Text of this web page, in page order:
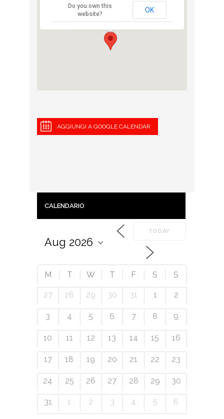
- Santa Margherita Ligure
View Eventi
Do you own this
website?
OK
AGGIUNGI A GOOGLE CALENDAR
CALENDARIO
TODAY
M T W T F S S
27 28 29 30 31 1 2
3 4 5 6 7 8 9
10 11 12 13 14 15 16
17 18 19 20 21 22 23
24 25 26 27 28 29 30
31 1 2 3 4 5 6